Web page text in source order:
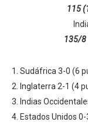
115
135/8
Sudáfrica 3-0 (6
Inglaterra 2-1 (4
Indias
Estados Unidos